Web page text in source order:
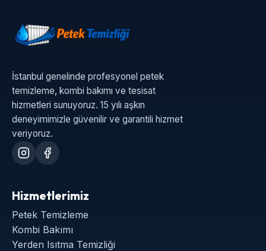
İstanbul genelinde profesyonel petek
temizleme, kombi bakımı ve tesisat
hizmetleri sunuyoruz. 15 yılı aşkın
deneyimimizle güvenilir ve garantili hizmet
veriyoruz.
Hizmetlerimiz
Petek Temizleme
Kombi Bakımı
Yerden Isıtma Temizliği